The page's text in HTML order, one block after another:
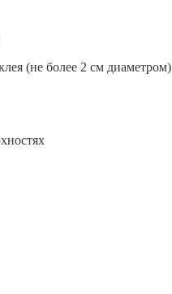
(не более 2 см диаметром)